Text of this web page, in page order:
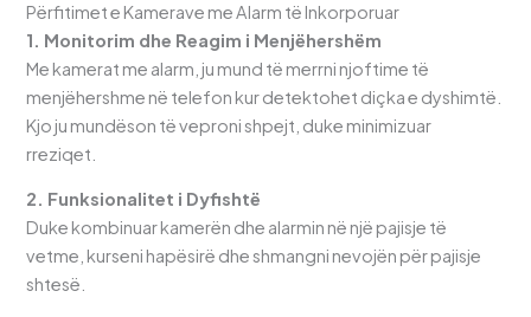
Përfitimet e Kamerave me Alarm të Inkorporuar
1. Monitorim dhe Reagim i Menjëhershëm
Me kamerat me alarm, ju mund të merrni njoftime të
menjëhershme në telefon kur detektohet diçka e dyshimtë.
Kjo ju mundëson të veproni shpejt, duke minimizuar
rreziqet.
2. Funksionalitet i Dyfishtë
Duke kombinuar kamerën dhe alarmin në një pajisje të
vetme, kurseni hapësirë dhe shmangni nevojën për pajisje
shtesë.